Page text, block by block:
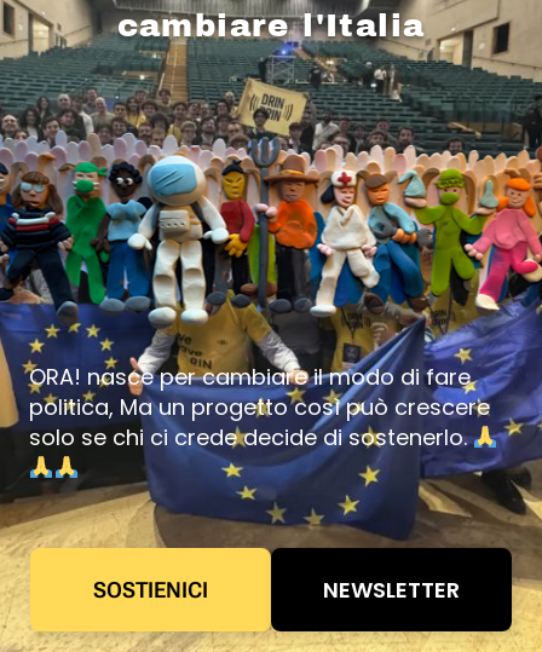
cambiare l'Italia
ORA! nasce per cambiare il modo di fare
politica, Ma un progetto così può crescere
solo se chi ci crede decide di sostenerlo.
SOSTIENICI NEWSLETTER